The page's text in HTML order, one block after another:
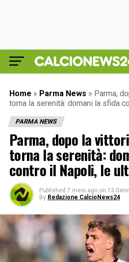
Home » Parma News » Parma,
torna la serenità: domani la sfida
PARMA NEWS
Parma, dopo la
torna la serenità:
contro il Napoli, le
Published 7 mesi ago on 13
By Redazione CalcioNews24